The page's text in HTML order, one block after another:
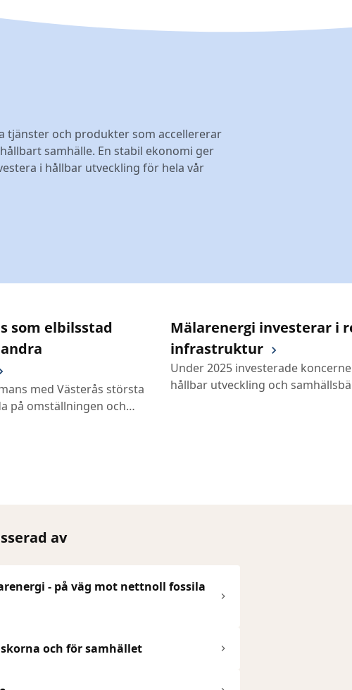
tjänster och produkter som accellererar
samhälle. En stabil ekonomi ger
i hållbar utveckling för hela vår
som elbilsstad
med Västerås största
på omställningen och
Mälarenergi investerar i
infrastruktur
Under 2025 investerade
hållbar utveckling och
av
- på väg mot nettnoll fossila
och för samhället